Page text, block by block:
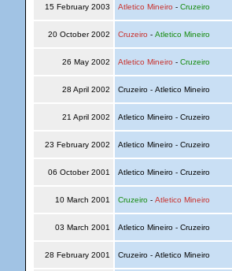
15 February 2003 Atletico Mineiro - Cruzeiro
20 October 2002 Cruzeiro - Atletico Mineiro
26 May 2002 Atletico Mineiro - Cruzeiro
28 April 2002 Cruzeiro - Atletico Mineiro
21 April 2002 Atletico Mineiro - Cruzeiro
23 February 2002 Atletico Mineiro - Cruzeiro
06 October 2001 Atletico Mineiro - Cruzeiro
10 March 2001 Cruzeiro- Atletico Mineiro
03 March 2001 Atletico Mineiro - Cruzeiro
28 February 2001 Cruzeiro - Atletico Mineiro